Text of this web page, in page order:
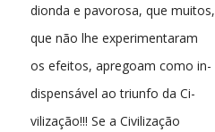
dionda e pavorosa, que muitos,
que não lhe experimentaram
os efeitos, apregoam como in-
dispensável ao triunfo da Ci-
vilização!!! Se a Civilização